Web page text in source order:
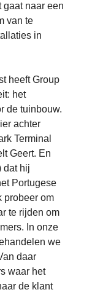
gaat naar een
van te
in
heeft Group
het
de tuinbouw.
achter
Terminal
Geert. En
dat hij
Portugese
probeer om
te rijden om
In onze
we
daar
waar het
de klant